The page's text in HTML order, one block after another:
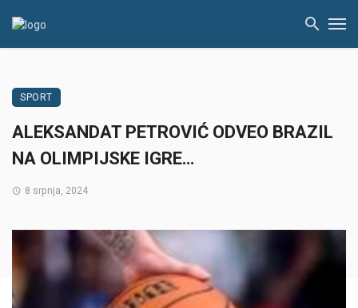
SPORT
ALEKSANDAT PETROVIĆ ODVEO BRAZIL
NA OLIMPIJSKE IGRE…
8 srpnja, 2024